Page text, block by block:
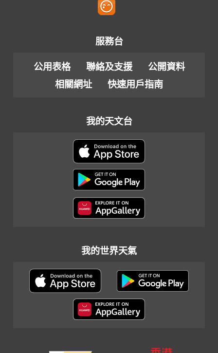
服務台
公用表格 聯絡及支援
公開資料
相關網址
快速用戶指南
我的天文台
我的世界天氣